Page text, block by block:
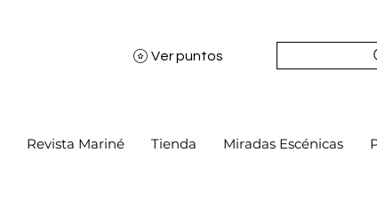
Ver puntos
Revista Mariné Tienda Miradas Escénicas